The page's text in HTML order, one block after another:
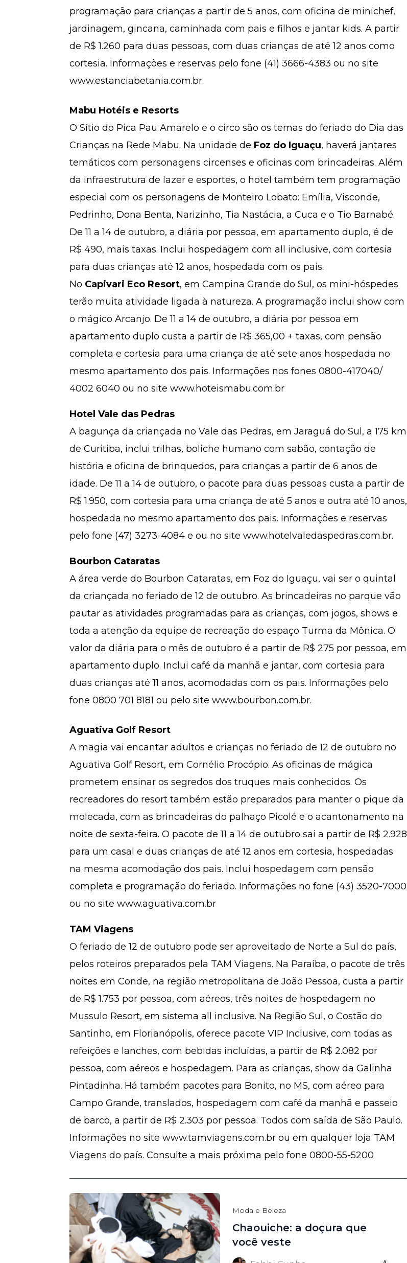
programação para crianças a partir de 5 anos, com oficina de minichef,
jardinagem, gincana, caminhada com pais e filhos e jantar kids. A partir
de R$ 1.260 para duas pessoas, com duas crianças de até 12 anos como
cortesia. Informações e reservas pelo fone (41) 3666-4383 ou no site
www.estanciabetania.com.br.
Mabu Hotéis e Resorts
O Sítio do Pica Pau Amarelo e o circo são os temas do feriado do Dia das
Crianças na Rede Mabu. Na unidade de Foz do Iguaçu, haverá jantares
temáticos com personagens circenses e oficinas com brincadeiras. Além
da infraestrutura de lazer e esportes, o hotel também tem programação
especial com os personagens de Monteiro Lobato: Emília, Visconde,
Pedrinho, Dona Benta, Narizinho, Tia Nastácia, a Cuca e o Tio Barnabé.
De 11 a 14 de outubro, a diária por pessoa, em apartamento duplo, é de
R$ 490, mais taxas. Inclui hospedagem com all inclusive, com cortesia
para duas crianças até 12 anos, hospedada com os pais.
No Capivari Eco Resort, em Campina Grande do Sul, os mini-hóspedes
terão muita atividade ligada à natureza. A programação inclui show com
o mágico Arcanjo. De 11 a 14 de outubro, a diária por pessoa em
apartamento duplo custa a partir de R$ 365,00 + taxas, com pensão
completa e cortesia para uma criança de até sete anos hospedada no
mesmo apartamento dos pais. Informações nos fones 0800-417040/
4002 6040 ou no site www.hoteismabu.com.br
Hotel Vale das Pedras
A bagunça da criançada no Vale das Pedras, em Jaraguá do Sul, a 175 km
de Curitiba, inclui trilhas, boliche humano com sabão, contação de
história e oficina de brinquedos, para crianças a partir de 6 anos de
idade. De 11 a 14 de outubro, o pacote para duas pessoas custa a partir de
R$ 1.950, com cortesia para uma criança de até 5 anos e outra até 10 anos,
hospedada no mesmo apartamento dos pais. Informações e reservas
pelo fone (47) 3273-4084 e ou no site www.hotelvaledaspedras.com.br.
Bourbon Cataratas
A área verde do Bourbon Cataratas, em Foz do Iguaçu, vai ser o quintal
da criançada no feriado de 12 de outubro. As brincadeiras no parque vão
pautar as atividades programadas para as crianças, com jogos, shows e
toda a atenção da equipe de recreação do espaço Turma da Mônica. O
valor da diária para o mês de outubro é a partir de R$ 275 por pessoa, em
apartamento duplo. Inclui café da manhã e jantar, com cortesia para
duas crianças até 11 anos, acomodadas com os pais. Informações pelo
fone 0800 701 8181 ou pelo site www.bourbon.com.br.
Aguativa Golf Resort
A magia vai encantar adultos e crianças no feriado de 12 de outubro no
Aguativa Golf Resort, em Cornélio Procópio. As oficinas de mágica
prometem ensinar os segredos dos truques mais conhecidos. Os
recreadores do resort também estão preparados para manter o pique da
molecada, com as brincadeiras do palhaço Picolé e o acantonamento na
noite de sexta-feira. O pacote de 11 a 14 de outubro sai a partir de R$ 2.928
para um casal e duas crianças de até 12 anos em cortesia, hospedadas
na mesma acomodação dos pais. Inclui hospedagem com pensão
completa e programação do feriado. Informações no fone (43) 3520-7000
ou no site www.aguativa.com.br
TAM Viagens
O feriado de 12 de outubro pode ser aproveitado de Norte a Sul do país,
pelos roteiros preparados pela TAM Viagens. Na Paraíba, o pacote de três
noites em Conde, na região metropolitana de João Pessoa, custa a partir
de R$ 1.753 por pessoa, com aéreos, três noites de hospedagem no
Mussulo Resort, em sistema all inclusive. Na Região Sul, o Costão do
Santinho, em Florianópolis, oferece pacote VIP Inclusive, com todas as
refeições e lanches, com bebidas incluídas, a partir de R$ 2.082 por
pessoa, com aéreos e hospedagem. Para as crianças, show da Galinha
Pintadinha. Há também pacotes para Bonito, no MS, com aéreo para
Campo Grande, translados, hospedagem com café da manhã e passeio
de barco, a partir de R$ 2.303 por pessoa. Todos com saída de São Paulo.
Informações no site www.tamviagens.com.br ou em qualquer loja TAM
Viagens do país. Consulte a mais próxima pelo fone 0800-55-5200
Moda e Beleza
Chaouiche: a doçura que
você veste